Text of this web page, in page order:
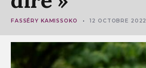
FASSÉRY KAMISSOKO 12 OCTOBRE 2022